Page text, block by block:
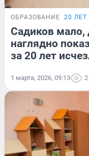
ОБРАЗОВАНИЕ 20
Садиков
наглядно
за 20 лет
1 марта, 2026, 09:13